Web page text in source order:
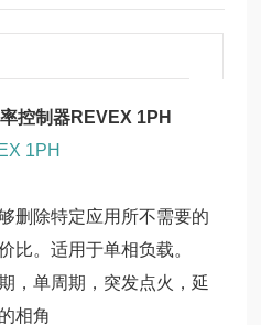
控制器REVEX 1PH
1PH
删除特定应用所不需要的
比。适用于单相负载。
，单周期，突发点火，延
相角